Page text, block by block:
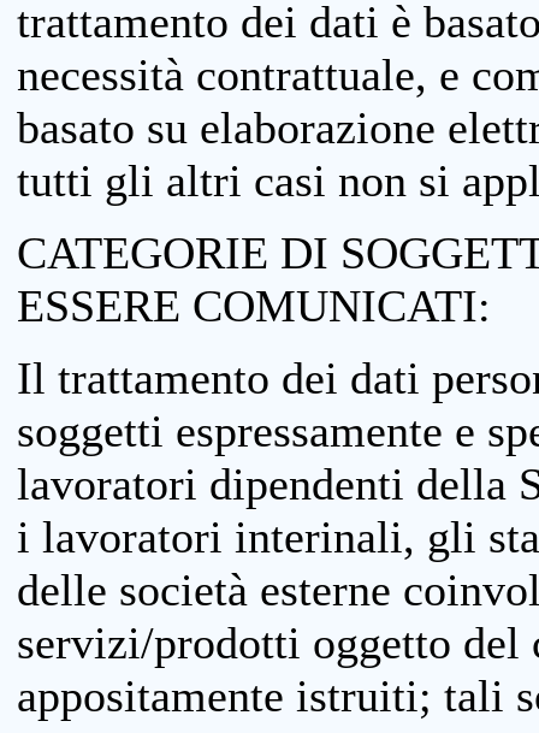
trattamento dei dati è
necessità contrattuale, e
basato su elaborazione
tutti gli altri casi non si
CATEGORIE DI
ESSERE COMUNICATI:
Il trattamento dei dati
soggetti espressamente e
lavoratori dipendenti della
i lavoratori interinali, gli
delle società esterne
servizi/prodotti oggetto
appositamente istruiti; tali